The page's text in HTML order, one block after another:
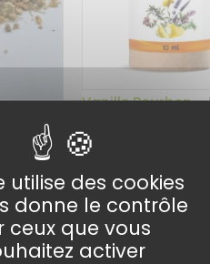
au
panier
Vanille Bourbon –
24,90€
utilise des cookies
donne le contrôle
ceux que vous
activer